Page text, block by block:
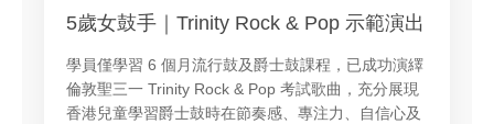
5歲女鼓手｜Trinity Rock & Pop 示範演出
學員僅學習 6 個月流行鼓及爵士鼓課程，已成功演繹
倫敦聖三一 Trinity Rock & Pop 考試歌曲，充分展現
香港兒童學習爵士鼓時在節奏感、專注力、自信心及